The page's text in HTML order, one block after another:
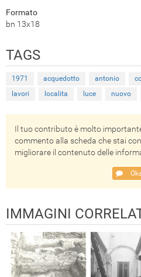
Formato
bn 13x18
TAGS
1971 acquedotto antonio
lavori
localita luce nuovo
Il tuo contributo è molto
commento alla scheda che stai
migliorare il contenuto delle
IMMAGINI